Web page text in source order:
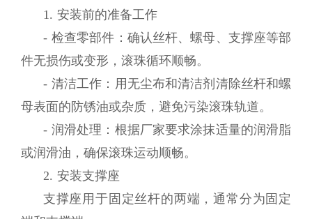
1. 安装前的准备工作
- 检查零部件：确认丝杆、螺母、支撑座等部
件无损伤或变形，滚珠循环顺畅。
- 清洁工作：用无尘布和清洁剂清除丝杆和螺
母表面的防锈油或杂质，避免污染滚珠轨道。
- 润滑处理：根据厂家要求涂抹适量的润滑脂
或润滑油，确保滚珠运动顺畅。
2. 安装支撑座
支撑座用于固定丝杆的两端，通常分为固定